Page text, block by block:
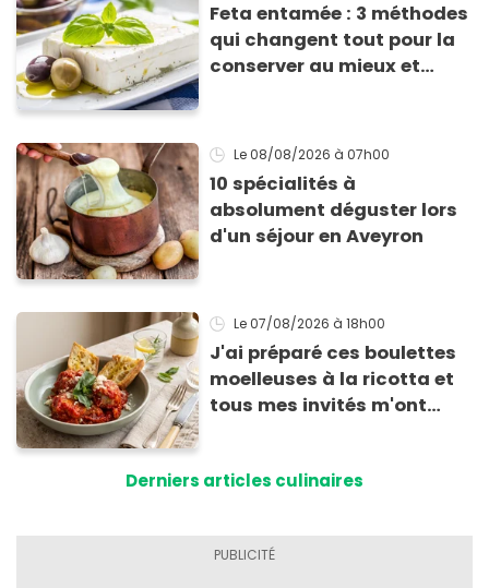
Feta entamée : 3 méthodes
qui changent tout pour la
conserver au mieux et
Le 08/08/2026 à 07h00
10 spécialités à
absolument déguster lors
d'un séjour en Aveyron
Le 07/08/2026 à 18h00
J'ai préparé ces boulettes
moelleuses à la ricotta et
tous mes invités m'ont
Derniers articles culinaires